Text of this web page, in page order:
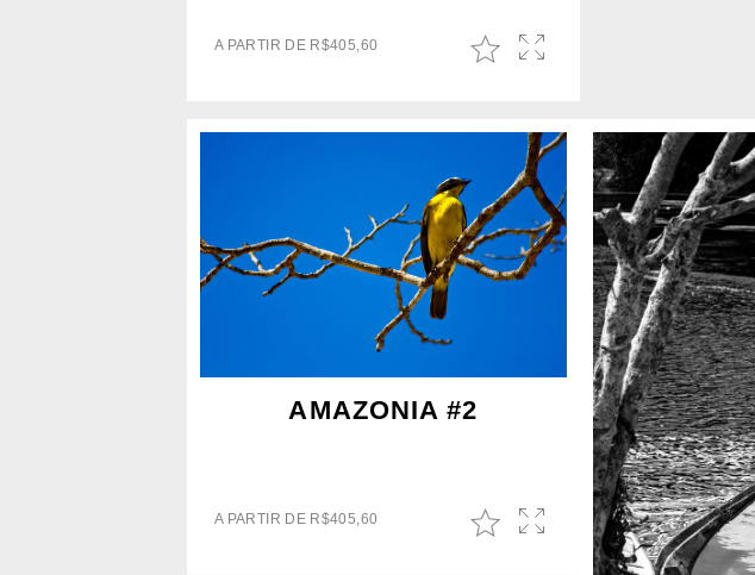
A PARTIR DE R$405,60
AMAZONIA #2
A PARTIR DE R$405,60